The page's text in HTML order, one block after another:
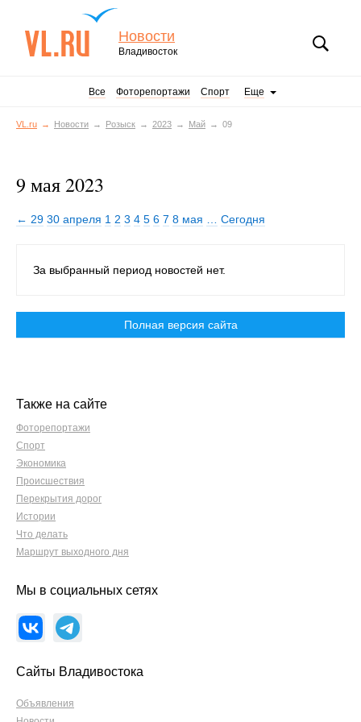
Новости
Владивосток
Все Фоторепортажи Спорт Еще
VL.ru Новости Розыск 2023 Май 09
9 мая 2023
← 29 30 апреля 1 2 3 4 5 6 7 8 мая Сегодня
За выбранный период новостей нет.
Полная версия сайта
Также на сайте
Фоторепортажи
Спорт
Экономика
Происшествия
Перекрытия дорог
Истории
Что делать
Маршрут выходного дня
Мы в социальных сетях
Сайты Владивостока
Объявления